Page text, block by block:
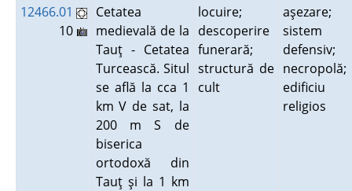
12466.01
10
Cetatea
medievală de la
Tauţ - Cetatea
Turcească. Situl
se află la cca 1
km V de sat, la
200 m S de
biserica
ortodoxă din
Tauţ şi la 1 km
locuire;
descoperire
funerară;
structură de
cult
aşezare;
sistem
defensiv;
necropolă;
edificiu
religios